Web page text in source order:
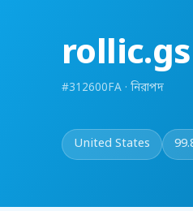
rollic.gs
#312600FA · নিরাপদ
United States